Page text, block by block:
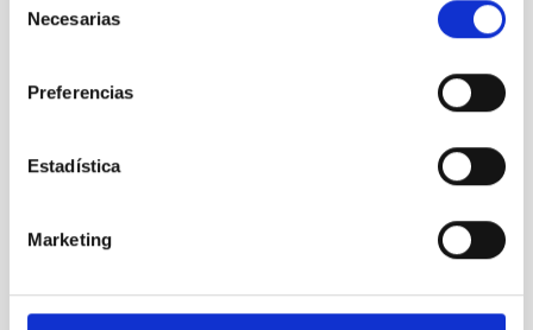
Necesarias
Preferencias
Estadística
Marketing
Formulario online indicando el nombre y código de la
Copia del Documento Nacional de Identidad / NIE /
Carta de presentación.
NO presentación supondrá la exclusión del proceso
Certificación de estar en posesión del Grado de Doctor/a